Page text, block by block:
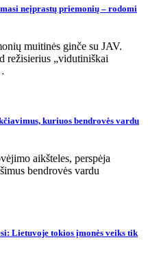
neįprastų priemonių – rodomi
muitinės ginče su JAV.
režisierius „vidutiniškai
kuriuos bendrovės vardu
aikšteles, perspėja
bendrovės vardu
Lietuvoje tokios įmonės veiks tik